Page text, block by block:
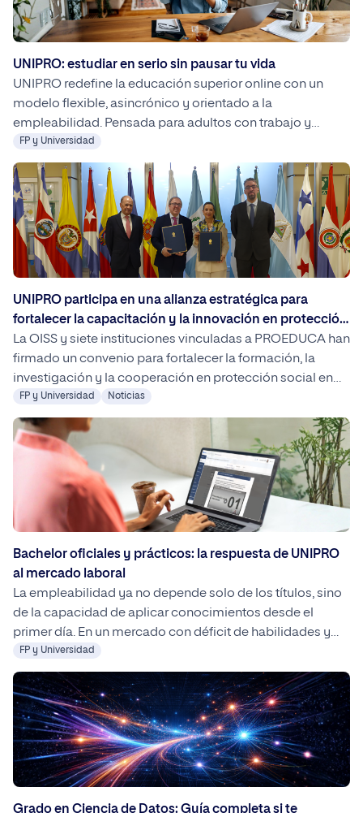
UNIPRO: estudiar en serio sin pausar tu vida
UNIPRO redefine la educación superior online con un
modelo flexible, asincrónico y orientado a la
empleabilidad. Pensada para adultos con trabajo y
responsabilidades, permite estudiar una carrera oficial
sin pausar la vida profesional ni personal.
FP y Universidad
UNIPRO participa en una alianza estratégica para
fortalecer la capacitación y la innovación en protección
social iberoamericana
La OISS y siete instituciones vinculadas a PROEDUCA han
firmado un convenio para fortalecer la formación, la
investigación y la cooperación en protección social en
Iberoamérica. El acuerdo impulsará iniciativas conjuntas
orientadas a la internacionalización, la innovación
académica y el desarrollo de profesionales cualificados
en este ámbito.
FP y Universidad Noticias
Bachelor oficiales y prácticos: la respuesta de UNIPRO
al mercado laboral
La empleabilidad ya no depende solo de los títulos, sino
de la capacidad de aplicar conocimientos desde el
primer día. En un mercado con déficit de habilidades y
cambios acelerados, los Bachelor prácticos de UNIPRO
ofrecen una formación alineada con las necesidades
reales de las empresas, mejorando la inserción laboral y
el potencial de ingresos.
FP y Universidad
Grado en Ciencia de Datos: Guía completa si te